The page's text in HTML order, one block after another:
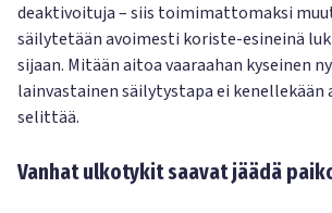
deaktivoituja – siis toimimattomaksi
säilytetään avoimesti koriste-esineinä
sijaan. Mitään aitoa vaaraahan kyseinen
lainvastainen säilytystapa ei kenellekään
selittää.
Vanhat ulkotykit saavat jäädä